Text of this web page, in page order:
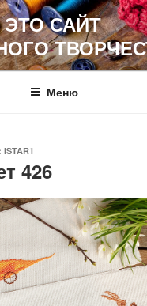
САЙТ
Меню
ISTAR1
426